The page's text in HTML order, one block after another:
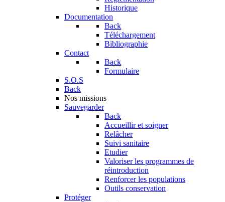
Historique
Documentation
Back
Téléchargement
Bibliographie
Contact
Back
Formulaire
S.O.S
Back
Nos missions
Sauvegarder
Back
Accueillir et soigner
Relâcher
Suivi sanitaire
Etudier
Valoriser les programmes de
réintroduction
Renforcer les populations
Outils conservation
Protéger